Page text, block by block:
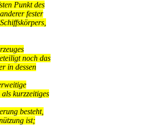
Punkt des
fester
noch das
in dessen
kurzzeitiges
besteht,
ist;